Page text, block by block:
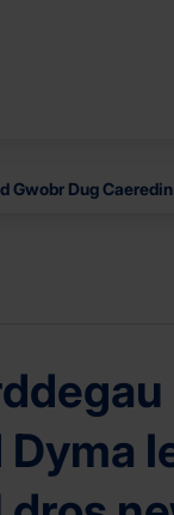
Gwobr Dug